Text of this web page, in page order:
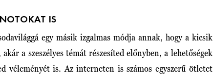
IS
egy másik izgalmas módja annak, hogy a kicsik
a szeszélyes témát részesíted előnyben, a lehetőségek
véleményét is. Az interneten is számos egyszerű ötletet